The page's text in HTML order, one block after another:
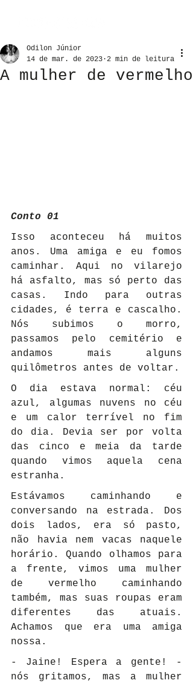
A mulher de vermelho
Odilon Júnior
14 de mar. de 2023 2 min de leitura
Conto 01
Isso aconteceu há muitos
anos. Uma amiga e eu fomos
caminhar. Aqui no vilarejo
há asfalto, mas só perto das
casas. Indo para outras
cidades, é terra e cascalho.
Nós subimos o morro,
passamos pelo cemitério e
andamos mais alguns
quilômetros antes de voltar.
O dia estava normal: céu
azul, algumas nuvens no céu
e um calor terrível no fim
do dia. Devia ser por volta
das cinco e meia da tarde
quando vimos aquela cena
estranha.
Estávamos caminhando e
conversando na estrada. Dos
dois lados, era só pasto,
não havia nem vacas naquele
horário. Quando olhamos para
a frente, vimos uma mulher
de vermelho caminhando
também, mas suas roupas eram
diferentes das atuais.
Achamos que era uma amiga
nossa.
- Jaine! Espera a gente! -
nós gritamos, mas a mulher